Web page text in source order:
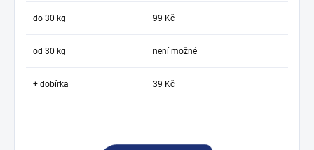
do 30 kg 99 Kč
od 30 kg není možné
+ dobírka 39 Kč